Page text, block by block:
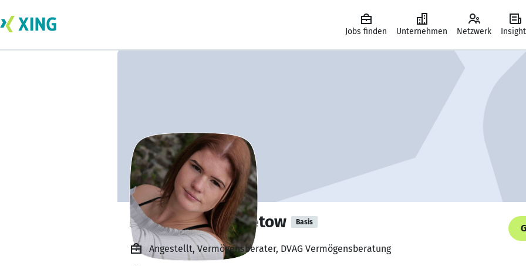
Jobs finden Unternehmen Netzwerk
Melissa Aylin Paetow Basis
Angestellt, Vermögensberater, DVAG Vermögensberatung